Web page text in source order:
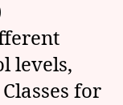
levels,
for